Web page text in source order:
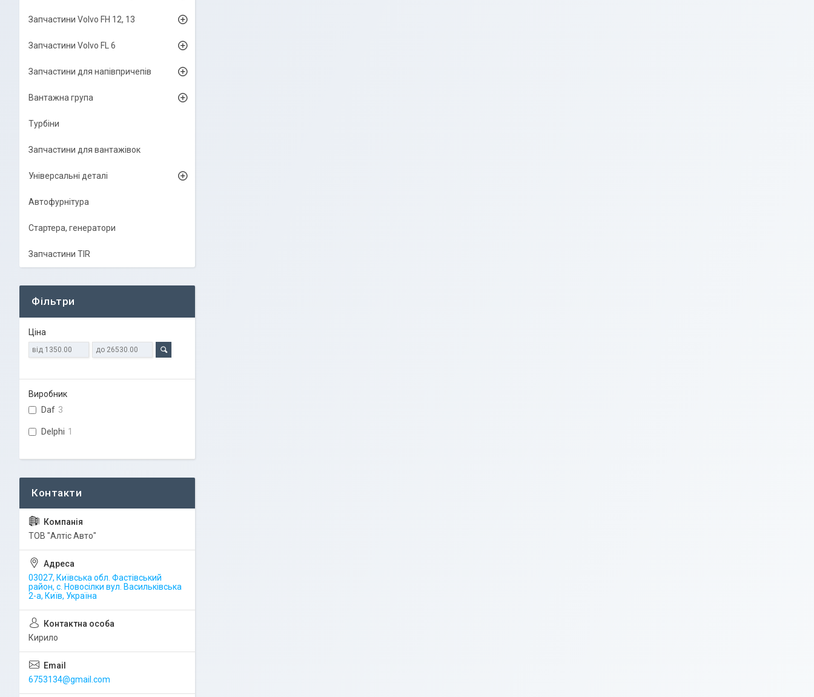
Запчастини Volvo FH 12, 13
Запчастини Volvo FL 6
Запчастини для напівпричепів
Вантажна група
Турбіни
Запчастини для вантажівок
Універсальні деталі
Автофурнітура
Стартера, генератори
Запчастини TIR
Фільтри
Ціна
Виробник
Daf 3
Delphi 1
ТОВ "Алтіс Авто"
03027, Київська обл. Фастівський
район, с. Новосілки вул. Васильківська
2-а, Київ, Україна
Кирило
6753134@gmail.com